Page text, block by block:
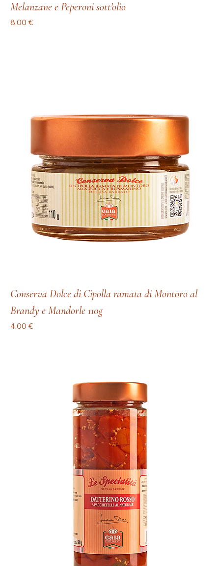
Melanzane e Peperoni sott'olio
Prezzo
8,00 €
Conserva Dolce di Cipolla ramata di Montoro al
Brandy e Mandorle 110g
Prezzo
4,00 €